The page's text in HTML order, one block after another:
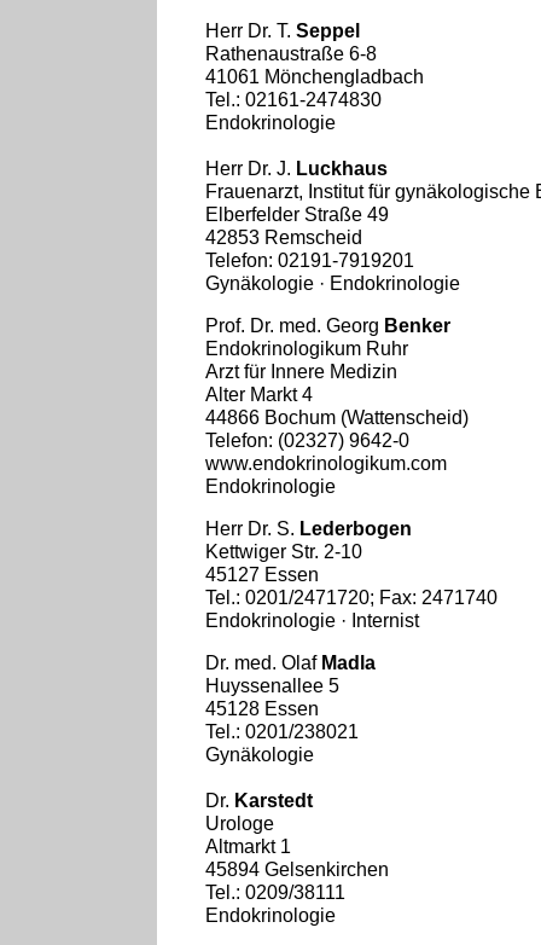
Herr Dr. T. Seppel
Rathenaustraße 6-8
41061 Mönchengladbach
Tel.: 02161-2474830
Endokrinologie
Herr Dr. J. Luckhaus
Frauenarzt, Institut für gynäkologische
Elberfelder Straße 49
42853 Remscheid
Telefon: 02191-7919201
Gynäkologie · Endokrinologie
Prof. Dr. med. Georg Benker
Endokrinologikum Ruhr
Arzt für Innere Medizin
Alter Markt 4
44866 Bochum (Wattenscheid)
Telefon: (02327) 9642-0
www.endokrinologikum.com
Endokrinologie
Herr Dr. S. Lederbogen
Kettwiger Str. 2-10
45127 Essen
Tel.: 0201/2471720; Fax: 2471740
Endokrinologie · Internist
Dr. med. Olaf Madla
Huyssenallee 5
45128 Essen
Tel.: 0201/238021
Gynäkologie
Dr. Karstedt
Urologe
Altmarkt 1
45894 Gelsenkirchen
Tel.: 0209/38111
Endokrinologie